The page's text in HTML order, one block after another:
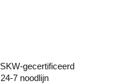
SKW-gecertificeerd
24-7 noodlijn